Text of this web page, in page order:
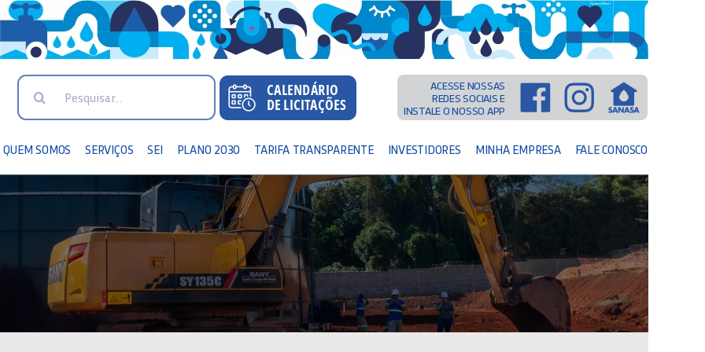
Search
ACESSE NOSSAS
REDES SOCIAIS E
INSTALE O NOSSO APP
QUEM SOMOS SERVIÇOS SEI PLANO 2030 TARIFA TRANSPARENTE INVESTIDORES MINHA EMPRESA FALE CONOSCO